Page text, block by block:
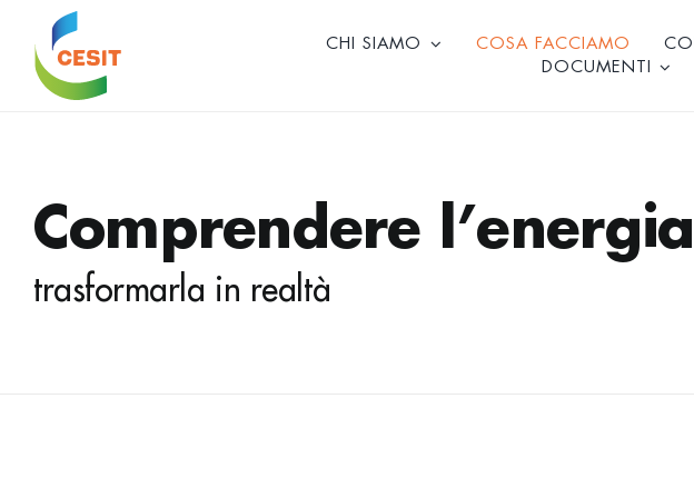
content
CHI SIAMO COSA FACCIAMO
DOCUMENTI
Comprendere
trasformarla in realtà